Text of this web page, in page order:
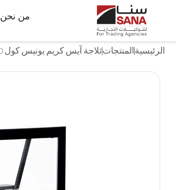
من نحن
الرئيسيةالمنتجاتثلاجة آيس كريم يونيس كول 100 سم 6 علب مربعة(CUBE II 1000)